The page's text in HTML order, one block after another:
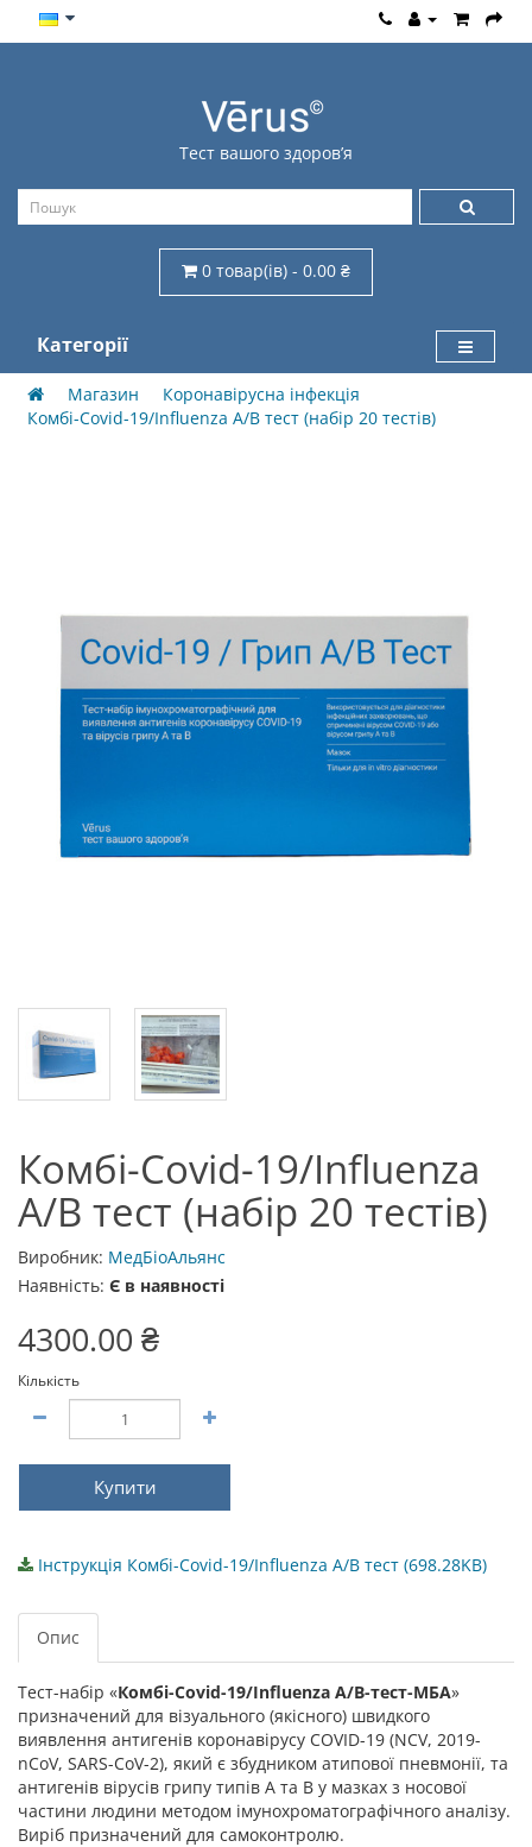
Тест вашого здоров’я
0 товар(ів) - 0.00 ₴
Категорії
Магазин
Коронавірусна інфекція
Комбі-Covid-19/Influenza A/B тест (набір 20 тестів)
Комбі-Covid-19/Influenza
A/B тест (набір 20 тестів)
Виробник: МедБіоАльянс
Наявність: Є в наявності
4300.00 ₴
Кількість
Купити
Інструкція Комбі-Covid-19/Influenza A/B тест (698.28KB)
Опис
Тест-набір «Комбі-Covid-19/Influenza A/B-тест-МБА»
призначений для візуального (якісного) швидкого
виявлення антигенів коронавірусу COVID-19 (NCV, 2019-
nCoV, SARS-CoV-2), який є збудником атипової пневмонії, та
антигенів вірусів грипу типів А та В у мазках з носової
частини людини методом імунохроматографічного аналізу.
Виріб призначений для самоконтролю.